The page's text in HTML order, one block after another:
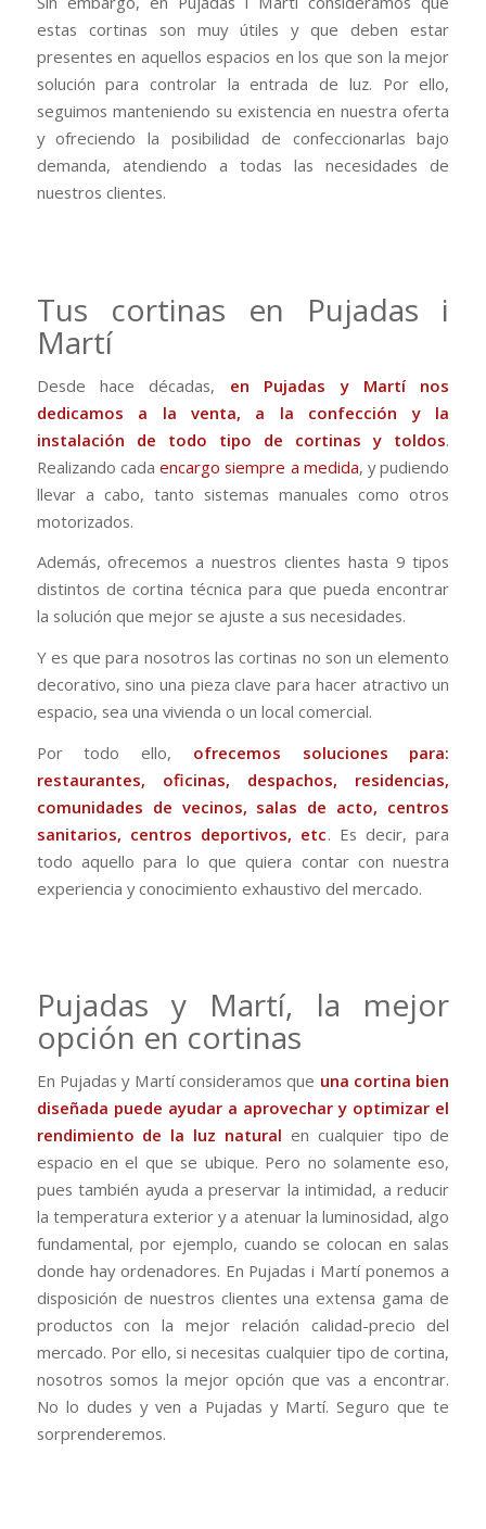
estas cortinas son muy útiles y que deben estar
presentes en aquellos espacios en los que son la mejor
solución para controlar la entrada de luz. Por ello,
seguimos manteniendo su existencia en nuestra oferta
y ofreciendo la posibilidad de confeccionarlas bajo
demanda, atendiendo a todas las necesidades de
nuestros clientes.
Tus cortinas en Pujadas i
Martí
Desde hace décadas, en Pujadas y Martí nos
dedicamos a la venta, a la confección y la
instalación de todo tipo de cortinas y toldos.
Realizando cadaencargo siempre a medida, y pudiendo
llevar a cabo, tanto sistemas manuales como otros
motorizados.
Además, ofrecemos a nuestros clientes hasta 9 tipos
distintos de cortina técnica para que pueda encontrar
la solución que mejor se ajuste a sus necesidades.
Y es que para nosotros las cortinas no son un elemento
decorativo, sino una pieza clave para hacer atractivo un
espacio, sea una vivienda o un local comercial.
Por todo ello, ofrecemos soluciones para:
restaurantes, oficinas, despachos, residencias,
comunidades de vecinos, salas de acto, centros
sanitarios, centros deportivos, etc. Es decir, para
todo aquello para lo que quiera contar con nuestra
experiencia y conocimiento exhaustivo del mercado.
Pujadas y Martí, la mejor
opción en cortinas
En Pujadas y Martí consideramos que una cortina bien
diseñada puede ayudar a aprovechar y optimizar el
rendimiento de la luz natural en cualquier tipo de
espacio en el que se ubique. Pero no solamente eso,
pues también ayuda a preservar la intimidad, a reducir
la temperatura exterior y a atenuar la luminosidad, algo
fundamental, por ejemplo, cuando se colocan en salas
donde hay ordenadores. En Pujadas i Martí ponemos a
disposición de nuestros clientes una extensa gama de
productos con la mejor relación calidad-precio del
mercado. Por ello, si necesitas cualquier tipo de cortina,
nosotros somos la mejor opción que vas a encontrar.
No lo dudes y ven a Pujadas y Martí. Seguro que te
sorprenderemos.